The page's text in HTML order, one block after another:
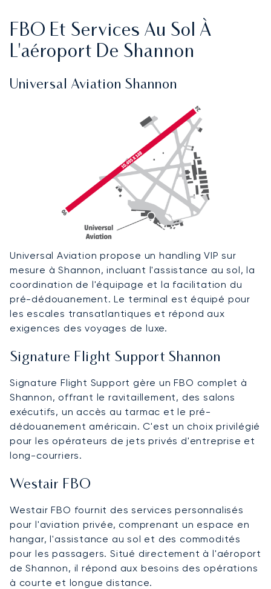
FBO Et Services Au Sol À
L'aéroport De Shannon
Universal Aviation Shannon
Universal Aviation propose un handling VIP sur
mesure à Shannon, incluant l'assistance au sol, la
coordination de l'équipage et la facilitation du
pré-dédouanement. Le terminal est équipé pour
les escales transatlantiques et répond aux
exigences des voyages de luxe.
Signature Flight Support Shannon
Signature Flight Support gère un FBO complet à
Shannon, offrant le ravitaillement, des salons
exécutifs, un accès au tarmac et le pré-
dédouanement américain. C'est un choix privilégié
pour les opérateurs de jets privés d'entreprise et
long-courriers.
Westair FBO
Westair FBO fournit des services personnalisés
pour l'aviation privée, comprenant un espace en
hangar, l'assistance au sol et des commodités
pour les passagers. Situé directement à l'aéroport
de Shannon, il répond aux besoins des opérations
à courte et longue distance.